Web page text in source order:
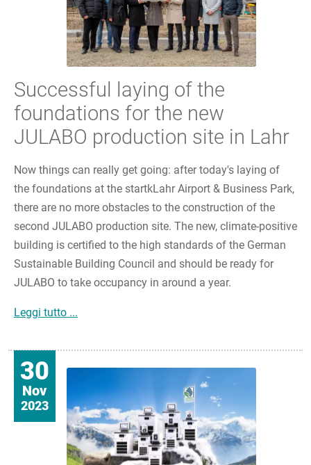
Successful laying of the
foundations for the new
JULABO production site in Lahr
Now things can really get going: after today's laying of
the foundations at the startkLahr Airport & Business Park,
there are no more obstacles to the construction of the
second JULABO production site. The new, climate-positive
building is certified to the high standards of the German
Sustainable Building Council and should be ready for
JULABO to take occupancy in around a year.
Leggi tutto ...
30
Nov
2023